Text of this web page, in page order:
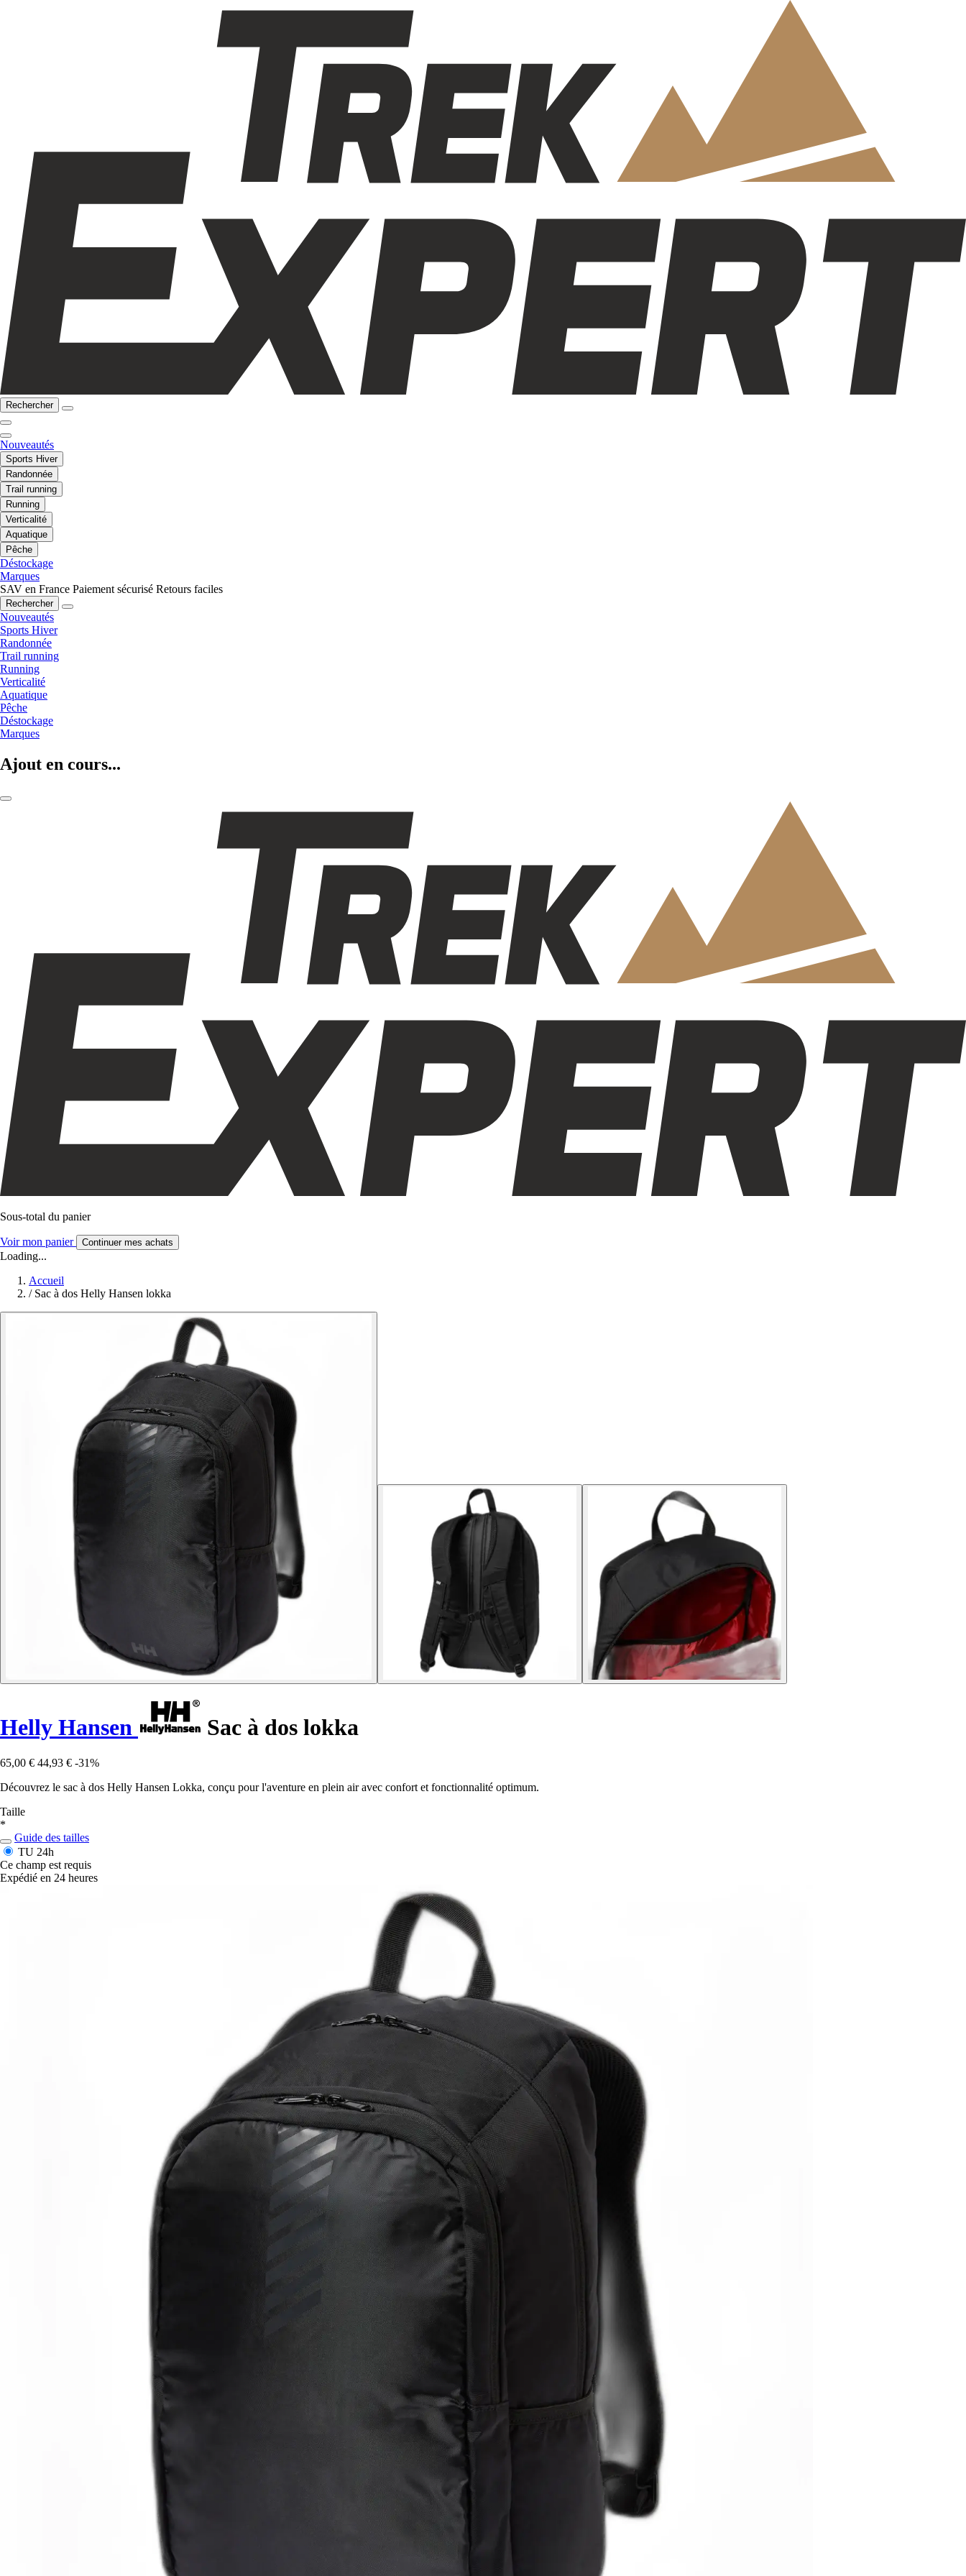
Rechercher
Nouveautés
Sports Hiver
Randonnée
Trail running
Running
Verticalité
Aquatique
Pêche
Déstockage
Marques
SAV en France Paiement sécurisé Retours faciles
Rechercher
Nouveautés
Sports Hiver
Randonnée
Trail running
Running
Verticalité
Aquatique
Pêche
Déstockage
Marques
Ajout en cours...
Sous-total du panier
Voir mon panier Continuer mes achats
Loading...
Accueil
/ Sac à dos Helly Hansen lokka
Helly Hansen Sac à dos lokka
65,00 € 44,93 € -31%
Découvrez le sac à dos Helly Hansen Lokka, conçu pour l'aventure en plein air avec confort et fonctionnalité optimum.
Taille
*
Guide des tailles
TU 24h
Ce champ est requis
Expédié en 24 heures